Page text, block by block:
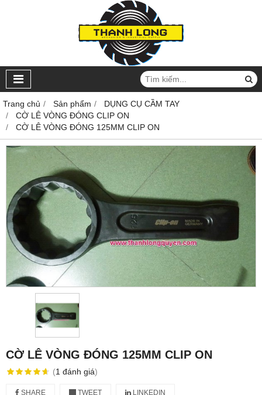
Trang chủ Sản phẩm
DỤNG CỤ CẦM TAY
CỜ LÊ VÒNG ĐÓNG CLIP ON
CỜ LÊ VÒNG ĐÓNG 125MM CLIP ON
CỜ LÊ VÒNG ĐÓNG 125MM CLIP ON
(1 đánh giá)
SHARE TWEET LINKEDIN